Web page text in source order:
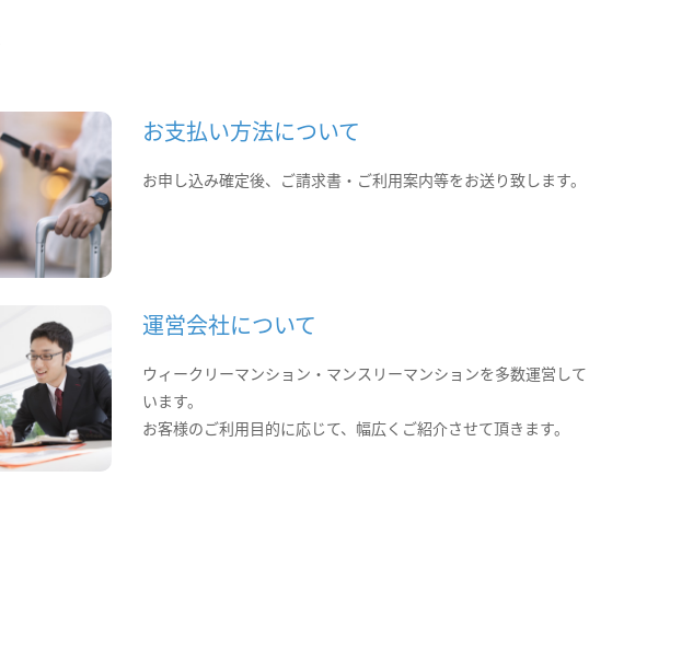
お支払い方法について
お申し込み確定後、ご請求書・ご利用案内等をお送り致します。
運営会社について
ウィークリーマンション・マンスリーマンションを多数運営して
います。
お客様のご利用目的に応じて、幅広くご紹介させて頂きます。